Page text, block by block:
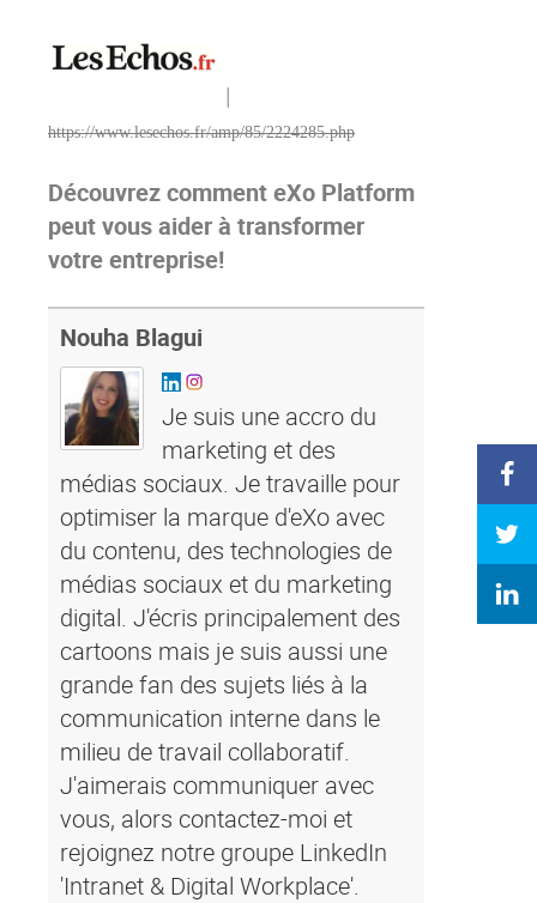
|
https://www.lesechos.fr/amp/85/2224285.php
Découvrez comment eXo Platform
peut vous aider à transformer
votre entreprise!
Nouha Blagui
Je suis une accro du
marketing et des
médias sociaux. Je travaille pour
optimiser la marque d'eXo avec
du contenu, des technologies de
médias sociaux et du marketing
digital. J'écris principalement des
cartoons mais je suis aussi une
grande fan des sujets liés à la
communication interne dans le
milieu de travail collaboratif.
J'aimerais communiquer avec
vous, alors contactez-moi et
rejoignez notre groupe LinkedIn
'Intranet & Digital Workplace'.